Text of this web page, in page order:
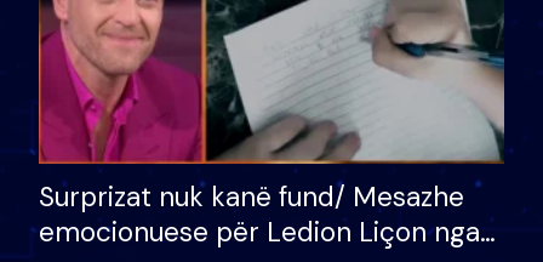
Surprizat nuk kanë fund/ Mesazhe
emocionuese për Ledion Liçon nga